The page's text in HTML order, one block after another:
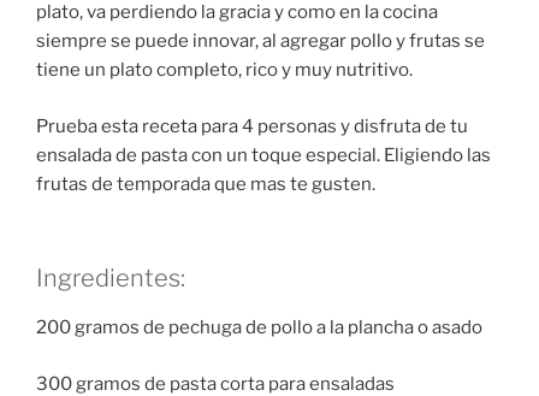
plato, va perdiendo la gracia y como en la cocina
siempre se puede innovar, al agregar pollo y frutas se
tiene un plato completo, rico y muy nutritivo.
Prueba esta receta para 4 personas y disfruta de tu
ensalada de pasta con un toque especial. Eligiendo las
frutas de temporada que mas te gusten.
Ingredientes:
200 gramos de pechuga de pollo a la plancha o asado
300 gramos de pasta corta para ensaladas